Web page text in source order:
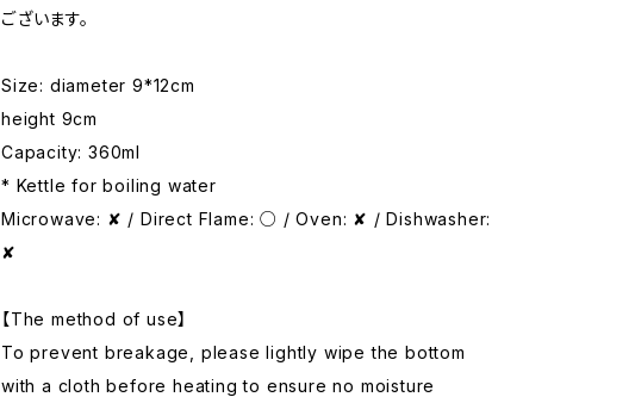
ございます。
Size: diameter 9*12cm
height 9cm
Capacity: 360ml
* Kettle for boiling water
Microwave: ✘ / Direct Flame: ○ / Oven: ✘ / Dishwasher:
✘
【The method of use】
To prevent breakage, please lightly wipe the bottom
with a cloth before heating to ensure no moisture